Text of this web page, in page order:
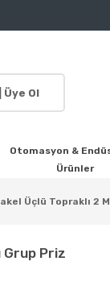
Üye Ol
Otomasyon &
Ürünler
Üçlü Topraklı 2
Grup Priz